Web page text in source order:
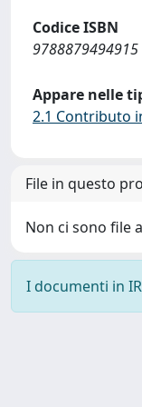
Codice ISBN
9788879494915
Appare nelle
2.1 Contributo
File in questo
Non ci sono file
I documenti in